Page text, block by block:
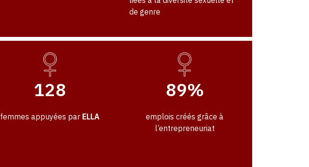
de genre
128
femmes appuyées par ELLA
89%
emplois créés grâce à
l’entrepreneuriat